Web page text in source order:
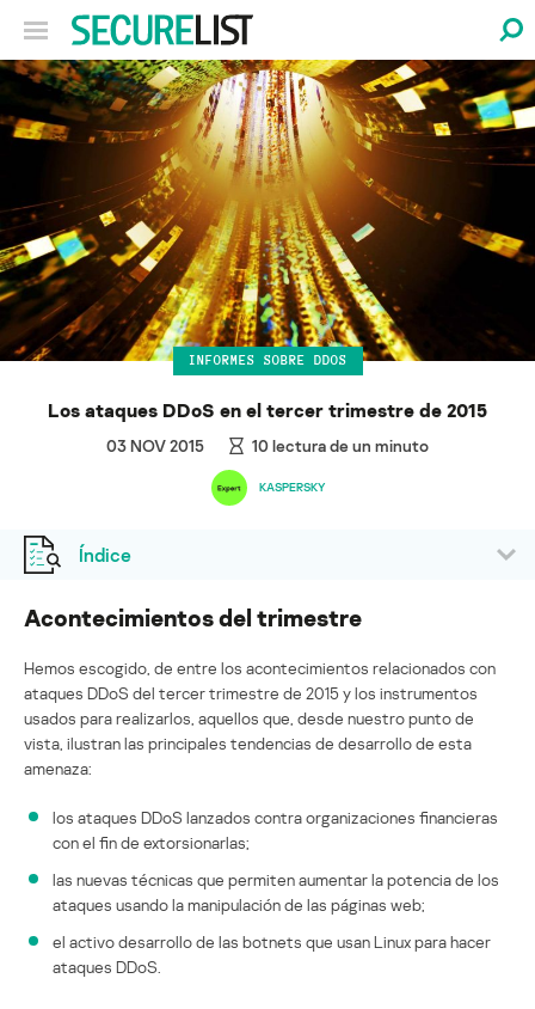
INFORMES SOBRE DDOS
Los ataques DDoS en el tercer trimestre de 2015
03 NOV 2015 10lectura de un minuto
KASPERSKY
Índice
Acontecimientos del trimestre
Hemos escogido, de entre los acontecimientos relacionados con
ataques DDoS del tercer trimestre de 2015 y los instrumentos
usados para realizarlos, aquellos que, desde nuestro punto de
vista, ilustran las principales tendencias de desarrollo de esta
amenaza:
los ataques DDoS lanzados contra organizaciones financieras
con el fin de extorsionarlas;
las nuevas técnicas que permiten aumentar la potencia de los
ataques usando la manipulación de las páginas web;
el activo desarrollo de las botnets que usan Linux para hacer
ataques DDoS.